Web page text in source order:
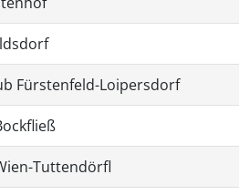
Fürstenfeld-Loipersdorf
Tuttendörfl